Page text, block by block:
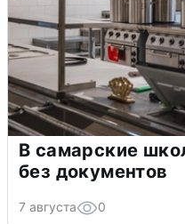
В самарские
без документов
7 августа 0